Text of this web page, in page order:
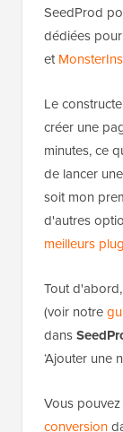
SeedProd
dédiées
et
Le
créer une
minutes, ce
de lancer
soit mon
d'autres
meilleurs
Tout
(voir notre
dans
‘Ajouter une
Vous
conversion